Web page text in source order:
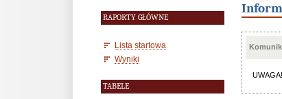
RAPORTY GŁÓWNE
Lista startowa
Wyniki
TABELE